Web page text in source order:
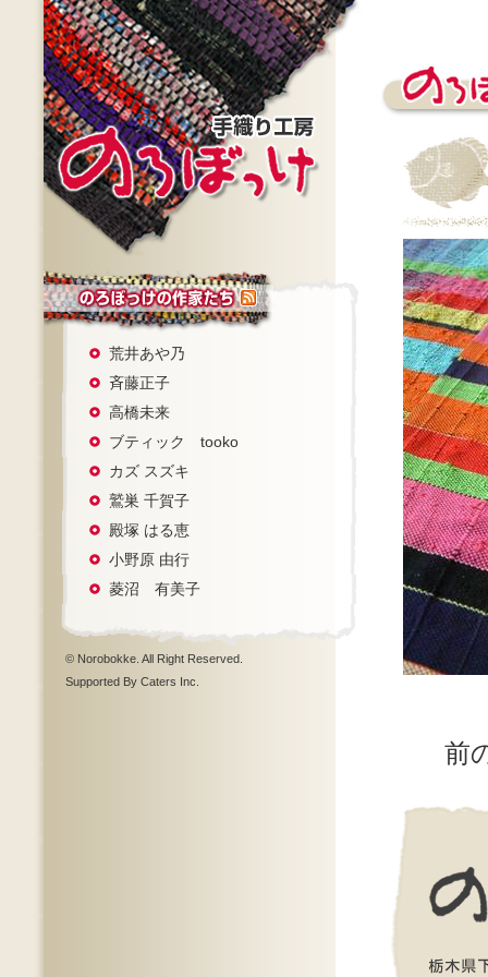
荒井あや乃
斉藤正子
高橋未来
ブティック tooko
カズ スズキ
鷲巣 千賀子
殿塚 はる恵
小野原 由行
菱沼 有美子
© Norobokke. All Right Reserved.
Supported By Caters Inc.
前